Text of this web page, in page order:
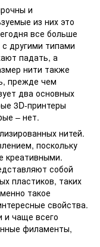
и
из них это
все больше
другими типами
падать, а
нити также
прежде чем
два основных
3D-принтеры
– нет.
нитей.
поскольку
креативными.
собой
пластиков, таких
такое
свойства.
и чаще всего
филаменты,